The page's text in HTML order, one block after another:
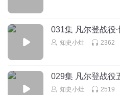
031集 凡尔登战役
知史小灶 2362
029集 凡尔登战役
知史小灶 2519